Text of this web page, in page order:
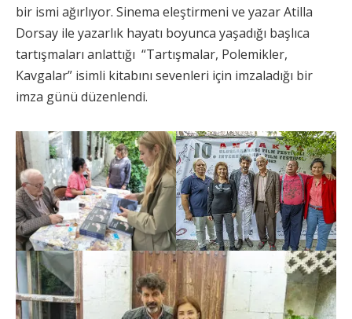
bir ismi ağırlıyor. Sinema eleştirmeni ve yazar Atilla
Dorsay ile yazarlık hayatı boyunca yaşadığı başlıca
tartışmaları anlattığı “Tartışmalar, Polemikler,
Kavgalar” isimli kitabını sevenleri için imzaladığı bir
imza günü düzenlendi.